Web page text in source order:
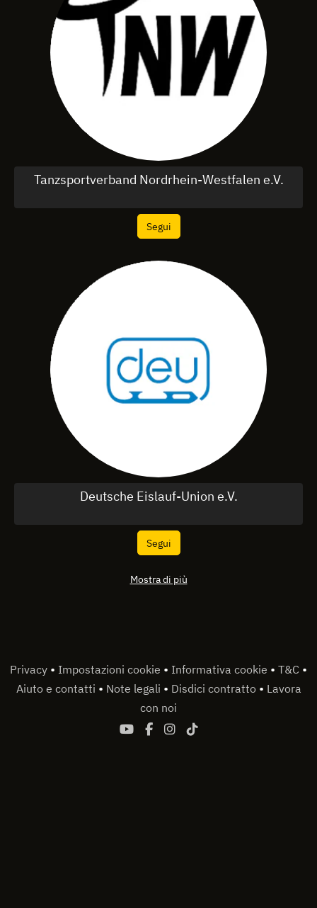
Tanzsportverband Nordrhein-Westfalen e.V.
Segui
Deutsche Eislauf-Union e.V.
Segui
Mostra di più
Privacy • Impostazioni cookie • Informativa cookie • T&C •
Aiuto e contatti • Note legali • Disdici contratto • Lavora
con noi